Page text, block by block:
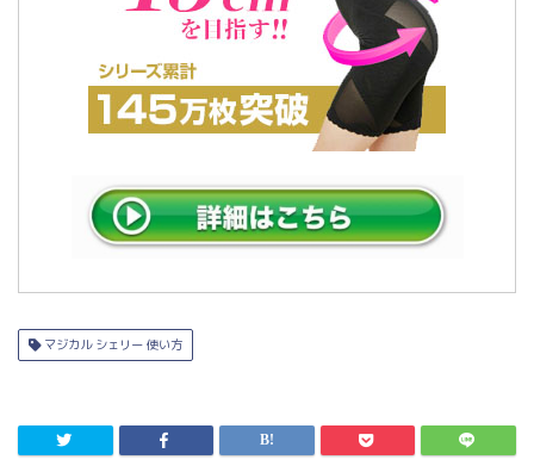
マジカル シェリー 使い方